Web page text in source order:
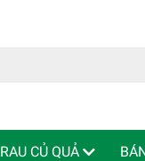
RAU CỦ QUẢ